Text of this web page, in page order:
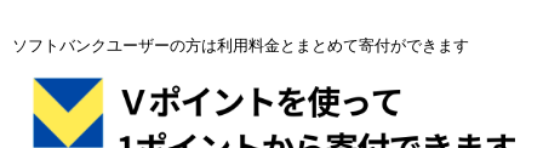
ソフトバンクユーザーの方は利用料金とまとめて寄付ができます